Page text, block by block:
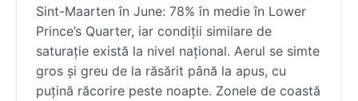
Sint-Maarten în June: 78% în medie în Lower
Prince’s Quarter, iar condiții similare de
saturație există la nivel național. Aerul se simte
gros și greu de la răsărit până la apus, cu
puțină răcorire peste noapte. Zonele de coastă